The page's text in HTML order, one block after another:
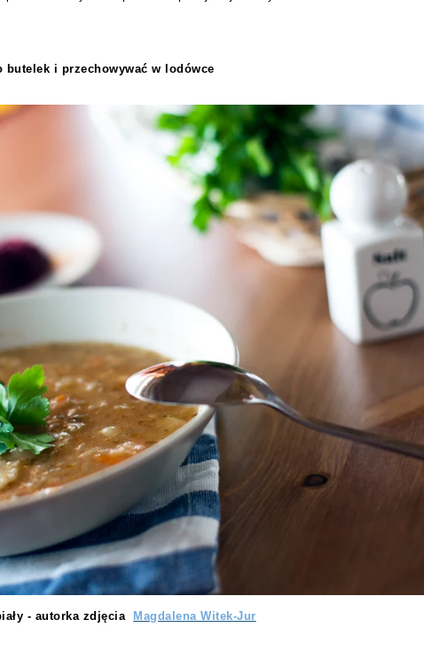
butelek i przechowywać w lodówce
- autorka zdjęcia Magdalena Witek-Jur